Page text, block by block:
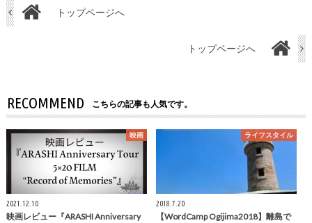
トップページへ
トップページへ
RECOMMEND こちらの記事も人気です。
映画
2021.12.10
映画レビュー『ARASHI Anniversary
ライフスタイル
2018.7.20
【WordCamp Ogijima2018】離島で